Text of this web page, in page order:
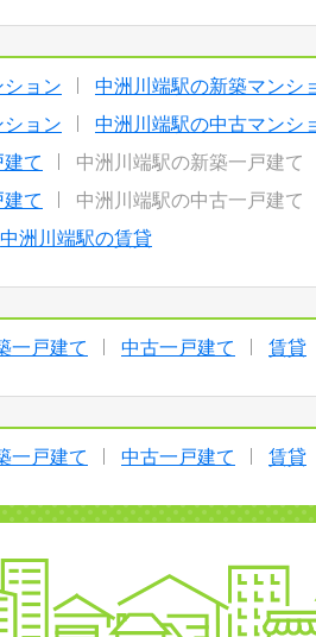
ョン
中洲川端駅の新築マンシ
ョン
中洲川端駅の中古マンシ
て
中洲川端駅の新築一戸建て
て
中洲川端駅の中古一戸建て
中洲川端駅の賃貸
一戸建て 中古一戸建て 賃貸
一戸建て 中古一戸建て 賃貸